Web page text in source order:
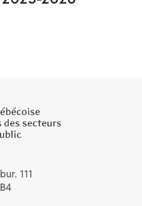
111